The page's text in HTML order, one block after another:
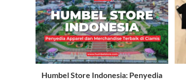
Humbel Store Indonesia: Penyedia